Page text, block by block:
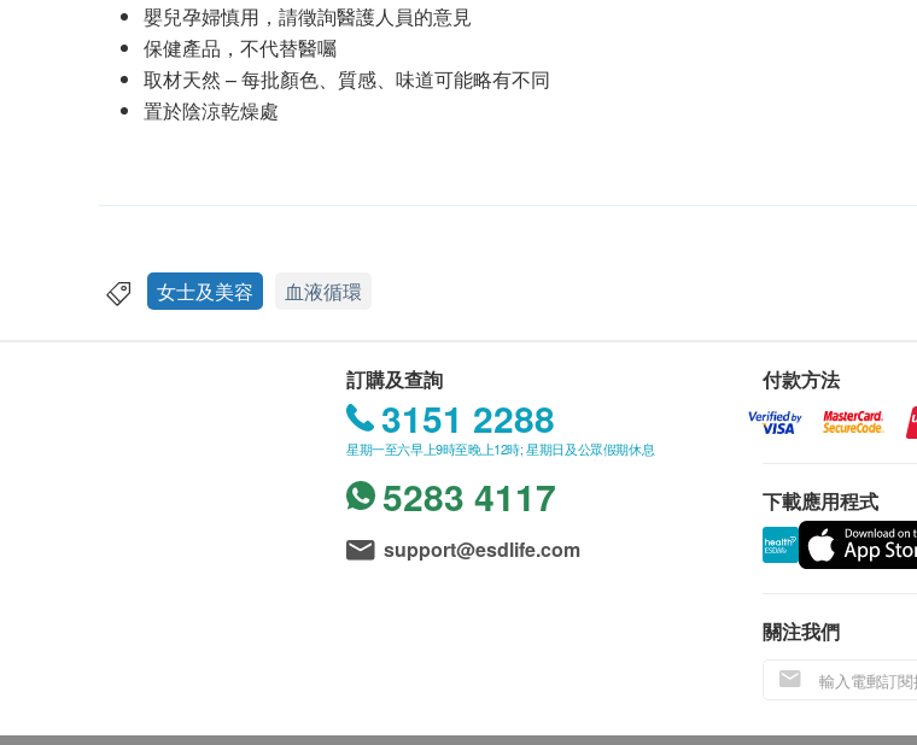
嬰兒孕婦慎用，請徵詢醫護人員的意見
保健產品，不代替醫囑
取材天然 – 每批顏色、質感、味道可能略有不同
置於陰涼乾燥處
女士及美容 血液循環
訂購及查詢
3151 2288
星期一至六早上9時至晚上12時; 星期日及公眾假期休息
5283 4117
support@esdlife.com
付款方法
下載應用程式
關注我們